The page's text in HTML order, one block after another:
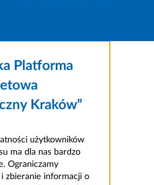
Platforma
Kraków”
użytkowników
ma dla nas bardzo
Ograniczamy
zbieranie informacji o